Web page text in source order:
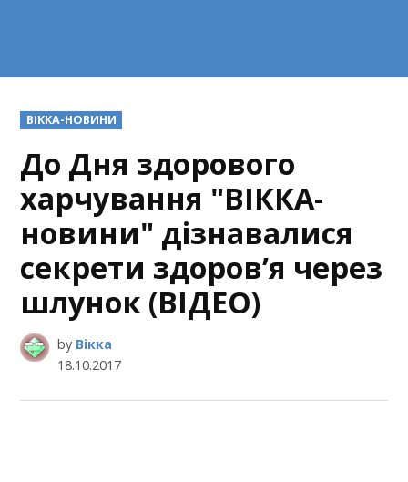
POSTED
IN
ВІККА-НОВИНИ
До Дня здорового
харчування "ВІККА-
новини" дізнавалися
секрети здоров’я через
шлунок (ВІДЕО)
by Вікка
18.10.2017